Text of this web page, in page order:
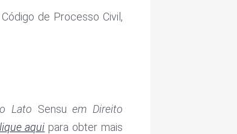
de Processo Civil,
Lato Sensuem Direito
aqui para obter mais